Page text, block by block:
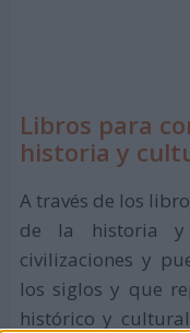
Libros para
historia y
A través de los
de la historia
civilizaciones y
los siglos y que
histórico y